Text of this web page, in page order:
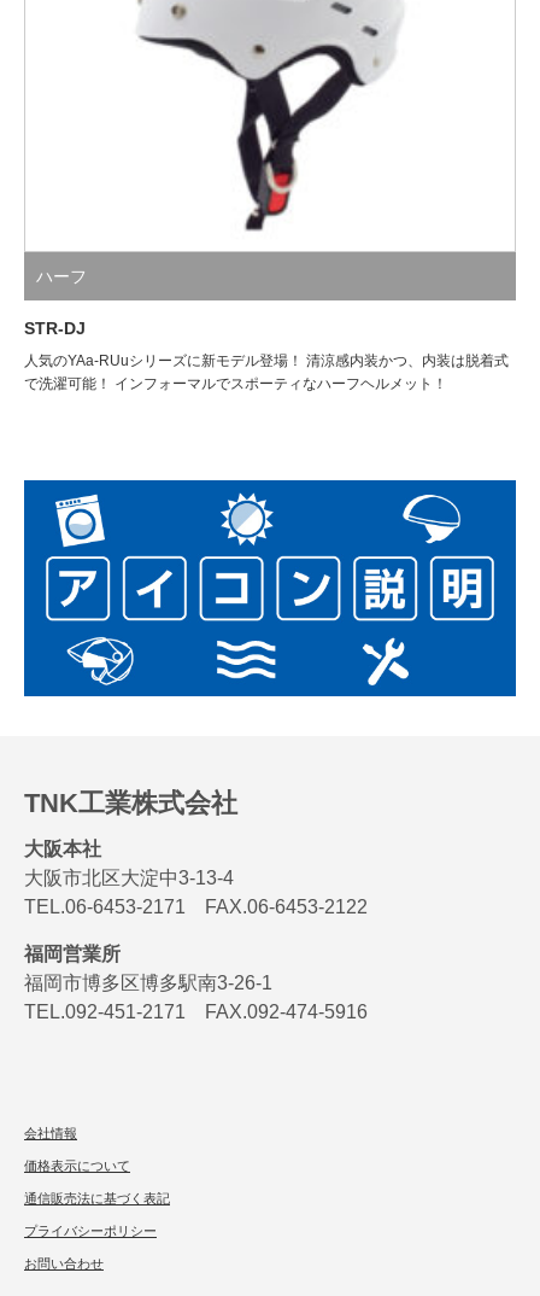
ハーフ
STR-DJ
人気のYAa-RUuシリーズに新モデル登場！ 清涼感内装かつ、内装は脱着式
で洗濯可能！ インフォーマルでスポーティなハーフヘルメット！
TNK工業株式会社
大阪本社
大阪市北区大淀中3-13-4
TEL.06-6453-2171 FAX.06-6453-2122
福岡営業所
福岡市博多区博多駅南3-26-1
TEL.092-451-2171 FAX.092-474-5916
会社情報
価格表示について
通信販売法に基づく表記
プライバシーポリシー
お問い合わせ